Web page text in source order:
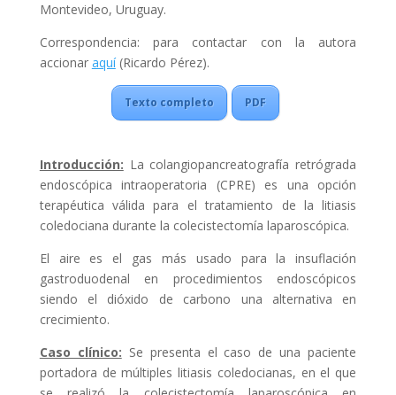
Montevideo, Uruguay.
Correspondencia: para contactar con la autora
accionar aquí(Ricardo Pérez).
Texto completo PDF
Introducción: La colangiopancreatografía retrógrada
endoscópica intraoperatoria (CPRE) es una opción
terapéutica válida para el tratamiento de la litiasis
coledociana durante la colecistectomía laparoscópica.
El aire es el gas más usado para la insuflación
gastroduodenal en procedimientos endoscópicos
siendo el dióxido de carbono una alternativa en
crecimiento.
Caso clínico: Se presenta el caso de una paciente
portadora de múltiples litiasis coledocianas, en el que